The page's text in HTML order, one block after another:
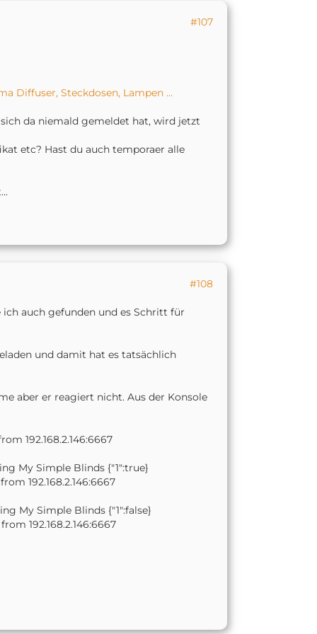
#107
Diffuser, Steckdosen, Lampen ...
da niemald gemeldet hat, wird jetzt
etc? Hast du auch temporaer alle
#108
auch gefunden und es Schritt für
und damit hat es tatsächlich
aber er reagiert nicht. Aus der Konsole
192.168.2.146:6667
My Simple Blinds {"1":true}
192.168.2.146:6667
My Simple Blinds {"1":false}
192.168.2.146:6667